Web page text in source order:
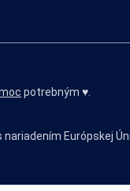
potrebným ♥️.
Európskej